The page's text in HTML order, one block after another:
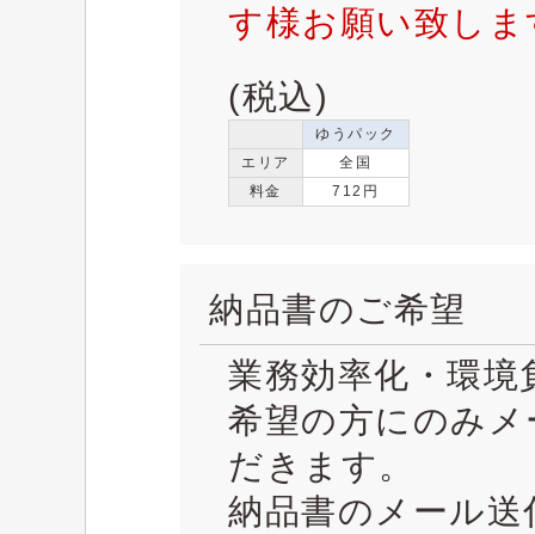
す様お願い致しま
(税込)
ゆうパック
エリア
全国
料金
712円
納品書のご希望
業務効率化・環
希望の方にのみ
だきます。
納品書のメール